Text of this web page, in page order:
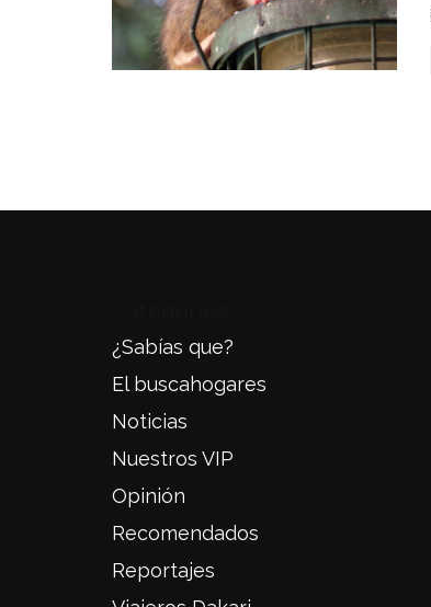
¿Sabías que?
El buscahogares
Noticias
Nuestros VIP
Opinión
Recomendados
Reportajes